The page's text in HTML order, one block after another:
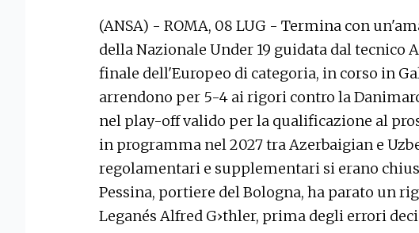
(ANSA) - ROMA, 08 LUG - Termina con
della Nazionale Under 19 guidata dal tecnico
finale dell'Europeo di categoria, in corso in
arrendono per 5-4 ai rigori contro la
nel play-off valido per la qualificazione al
in programma nel 2027 tra Azerbaigian e
regolamentari e supplementari si erano
Pessina, portiere del Bologna, ha parato un
Leganés Alfred G›thler, prima degli errori